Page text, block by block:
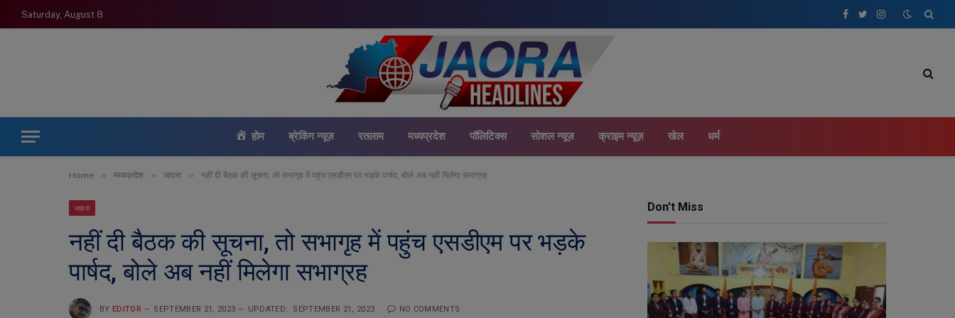
Saturday, August 8
Facebook
TwitterInstagram
होम ब्रेकिंग न्यूज़ रतलाम मध्यप्रदेश पॉलिटिक्स सोशल न्यूज़ क्राइम न्यूज़ खेल धर्म
Home » मध्यप्रदेश » जावरा » नहीं दी बैठक की सूचना, तो सभागृह में पहुंच एसडीएम पर भड़के पार्षद, बोले अब नहीं मिलेगा सभाग्रह
जावरा
नहीं दी बैठक की सूचना, तो सभागृह में पहुंच एसडीएम पर भड़के
पार्षद, बोले अब नहीं मिलेगा सभाग्रह
BY EDITOR SEPTEMBER 21, 2023 UPDATED: SEPTEMBER 21, 2023 NO COMMENTS
Don't Miss